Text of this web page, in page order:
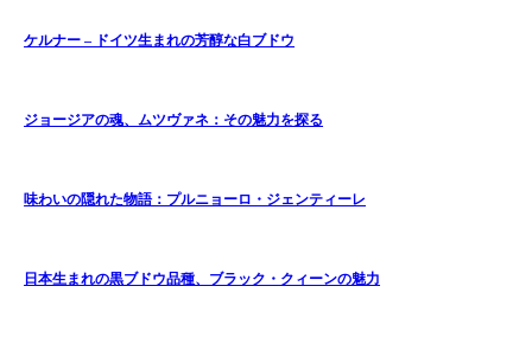
ケルナー – ドイツ生まれの芳醇な白ブドウ
ジョージアの魂、ムツヴァネ：その魅力を探る
味わいの隠れた物語：プルニョーロ・ジェンティーレ
日本生まれの黒ブドウ品種、ブラック・クィーンの魅力